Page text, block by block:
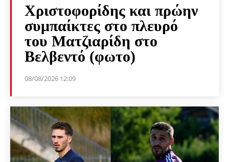
Χριστοφορίδης και πρώην
συμπαίκτες στο πλευρό
του Ματζιαρίδη στο
Βελβεντό (φωτο)
08/08/2026 12:09